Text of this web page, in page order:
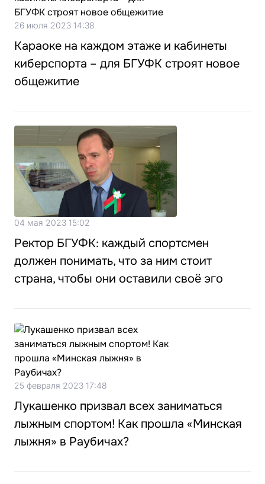
26 июля 2023 14:38
Караоке на каждом этаже и кабинеты
киберспорта – для БГУФК строят новое
общежитие
04 мая 2023 15:02
Ректор БГУФК: каждый спортсмен
должен понимать, что за ним стоит
страна, чтобы они оставили своё эго
25 февраля 2023 17:48
Лукашенко призвал всех заниматься
лыжным спортом! Как прошла «Минская
лыжня» в Раубичах?